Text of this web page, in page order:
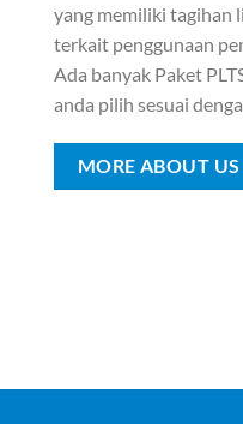
yang memiliki tagihan
terkait penggunaan
Ada banyak Paket
anda pilih sesuai
MORE ABOUT US